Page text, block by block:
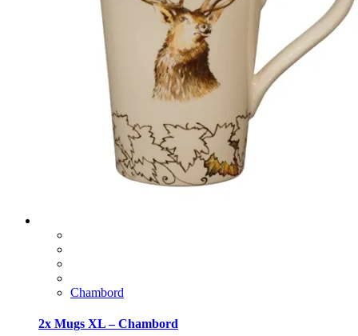
Chambord
2x Mugs XL – Chambord